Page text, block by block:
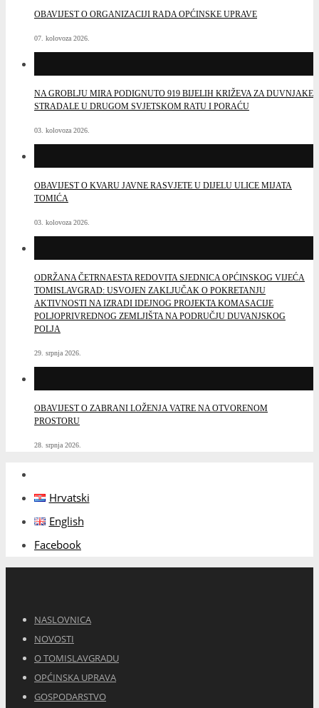
OBAVIJEST O ORGANIZACIJI RADA OPĆINSKE UPRAVE
07. kolovoza 2026.
NA GROBLJU MIRA PODIGNUTO 919 BIJELIH KRIŽEVA ZA DUVNJAKE
STRADALE U DRUGOM SVJETSKOM RATU I PORAĆU
03. kolovoza 2026.
OBAVIJEST O KVARU JAVNE RASVJETE U DIJELU ULICE MIJATA
TOMIĆA
03. kolovoza 2026.
ODRŽANA ČETRNAESTA REDOVITA SJEDNICA OPĆINSKOG VIJEĆA
TOMISLAVGRAD: USVOJEN ZAKLJUČAK O POKRETANJU
AKTIVNOSTI NA IZRADI IDEJNOG PROJEKTA KOMASACIJE
POLJOPRIVREDNOG ZEMLJIŠTA NA PODRUČJU DUVANJSKOG
POLJA
29. srpnja 2026.
OBAVIJEST O ZABRANI LOŽENJA VATRE NA OTVORENOM
PROSTORU
28. srpnja 2026.
Hrvatski
English
Facebook
NASLOVNICA
NOVOSTI
O TOMISLAVGRADU
OPĆINSKA UPRAVA
GOSPODARSTVO